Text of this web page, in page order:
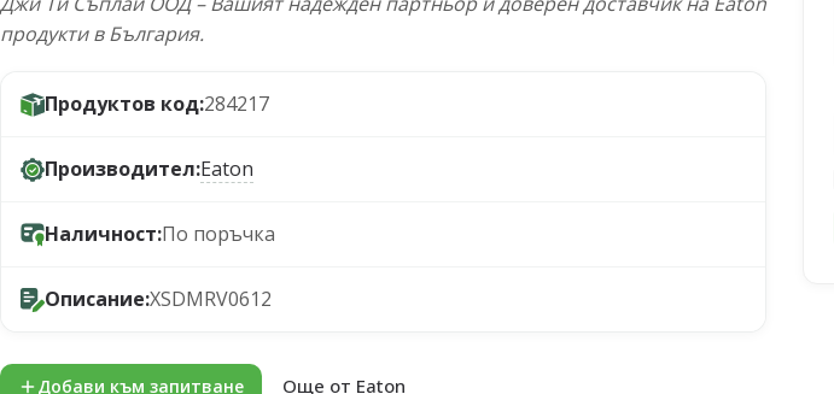
продукти в България.
Продуктов код:284217
Производител:Eaton
Наличност:По поръчка
Описание:XSDMRV0612
Добави към запитване Още от Eaton